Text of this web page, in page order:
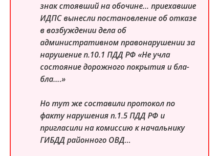
знак стоявший на обочине… приехавшие
ИДПС вынесли постановление об отказе
в возбуждении дела об
административном правонарушении за
нарушение п.10.1 ПДД РФ «Не учла
состояние дорожного покрытия и бла-
бла….»
Но тут же составили протокол по
факту нарушения п.1.5 ПДД РФ и
пригласили на комиссию к начальнику
ГИБДД районного ОВД…